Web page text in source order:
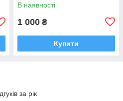
В наявності
1 000 ₴
Купити
за рік